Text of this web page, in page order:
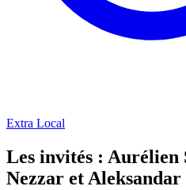
Extra Local
Les invités : Aurélien
Nezzar et